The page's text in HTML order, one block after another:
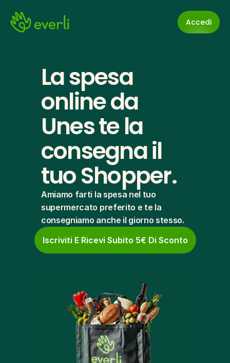
Accedi
La spesa
online da
Unes te la
consegna il
tuo Shopper.
Amiamo farti la spesa nel tuo
supermercato preferito e te la
consegniamo anche il giorno stesso.
Iscriviti E Ricevi Subito 5€ Di Sconto